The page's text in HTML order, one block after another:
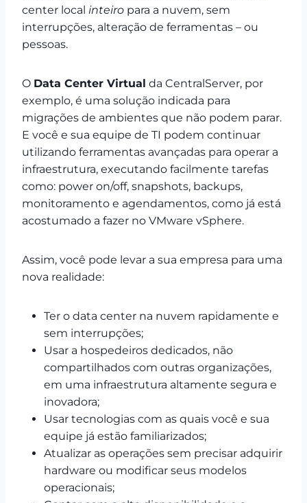
center local inteiro para a nuvem, sem
interrupções, alteração de ferramentas – ou
pessoas.
O Data Center Virtual da CentralServer, por
exemplo, é uma solução indicada para
migrações de ambientes que não podem parar.
E você e sua equipe de TI podem continuar
utilizando ferramentas avançadas para operar a
infraestrutura, executando facilmente tarefas
como: power on/off, snapshots, backups,
monitoramento e agendamentos, como já está
acostumado a fazer no VMware vSphere.
Assim, você pode levar a sua empresa para uma
nova realidade:
Ter o data center na nuvem rapidamente e
sem interrupções;
Usar a hospedeiros dedicados, não
compartilhados com outras organizações,
em uma infraestrutura altamente segura e
inovadora;
Usar tecnologias com as quais você e sua
equipe já estão familiarizados;
Atualizar as operações sem precisar adquirir
hardware ou modificar seus modelos
operacionais;